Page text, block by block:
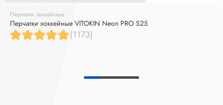
Перчатки хоккейные
Перчатки хоккейные VITOKIN Neon PRO S25
(1173)